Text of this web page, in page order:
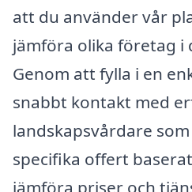
att du använder vår
jämföra olika företag i
Genom att fylla i en
snabbt kontakt med
landskapsvårdare
specifika offert
jämföra priser och